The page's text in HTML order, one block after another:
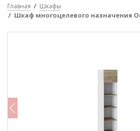
Главная Шкафы
Шкаф многоцелевого назначения